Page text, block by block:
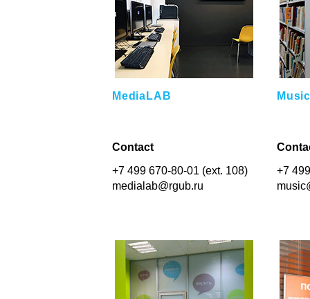
MediaLAB
Contact
+7 499 670-80-01 (ext. 108)
medialab@rgub.ru
+7